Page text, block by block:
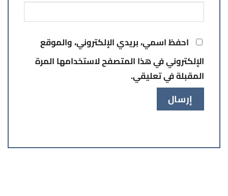
احفظ اسمي، بريدي الإلكتروني، والموقع
الإلكتروني في هذا المتصفح لاستخدامها المرة
المقبلة في تعليقي.